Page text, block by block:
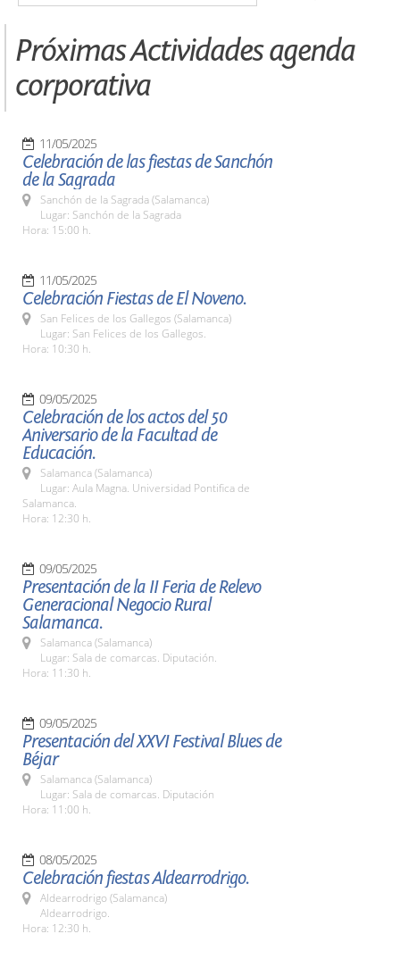
Próximas Actividades agenda
corporativa
11/05/2025
Celebración de las fiestas de Sanchón
de la Sagrada
Sanchón de la Sagrada (Salamanca)
Lugar: Sanchón de la Sagrada
Hora: 15:00 h.
11/05/2025
Celebración Fiestas de El Noveno.
San Felices de los Gallegos (Salamanca)
Lugar: San Felices de los Gallegos.
Hora: 10:30 h.
09/05/2025
Celebración de los actos del 50
Aniversario de la Facultad de
Educación.
Salamanca (Salamanca)
Lugar: Aula Magna. Universidad Pontifica de
Salamanca.
Hora: 12:30 h.
09/05/2025
Presentación de la II Feria de Relevo
Generacional Negocio Rural
Salamanca.
Salamanca (Salamanca)
Lugar: Sala de comarcas. Diputación.
Hora: 11:30 h.
09/05/2025
Presentación del XXVI Festival Blues de
Béjar
Salamanca (Salamanca)
Lugar: Sala de comarcas. Diputación
Hora: 11:00 h.
08/05/2025
Celebración fiestas Aldearrodrigo.
Aldearrodrigo (Salamanca)
Aldearrodrigo.
Hora: 12:30 h.